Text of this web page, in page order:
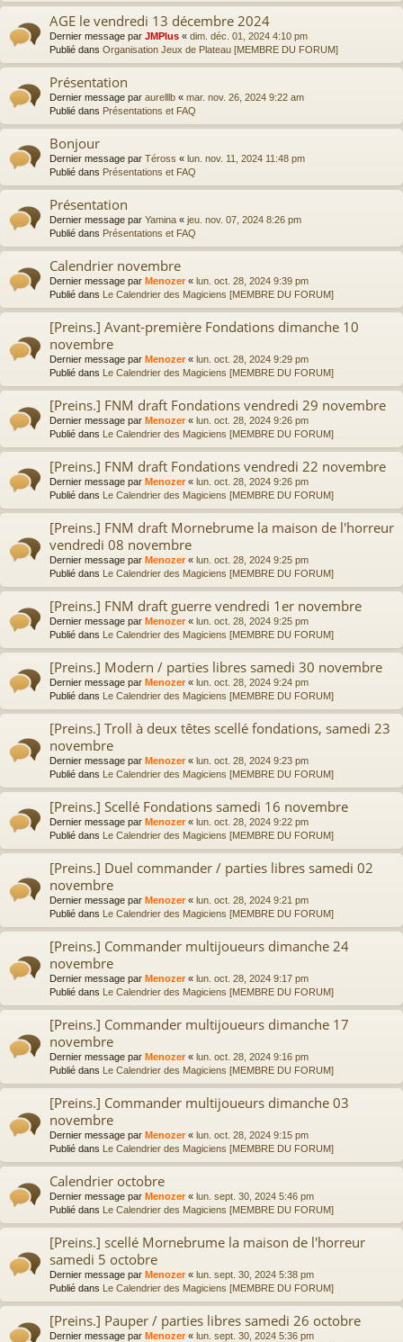
AGE le vendredi 13 décembre 2024
Dernier message par JMPlus « dim. déc. 01, 2024 4:10 pm
Publié dans Organisation Jeux de Plateau [MEMBRE DU FORUM]
Présentation
Dernier message par aurelllb « mar. nov. 26, 2024 9:22 am
Publié dans Présentations et FAQ
Bonjour
Dernier message par Téross « lun. nov. 11, 2024 11:48 pm
Publié dans Présentations et FAQ
Présentation
Dernier message par Yamina « jeu. nov. 07, 2024 8:26 pm
Publié dans Présentations et FAQ
Calendrier novembre
Dernier message par Menozer« lun. oct. 28, 2024 9:39 pm
Publié dans Le Calendrier des Magiciens [MEMBRE DU FORUM]
[Preins.] Avant-première Fondations dimanche 10
novembre
Dernier message par Menozer« lun. oct. 28, 2024 9:29 pm
Publié dans Le Calendrier des Magiciens [MEMBRE DU FORUM]
[Preins.] FNM draft Fondations vendredi 29 novembre
Dernier message par Menozer« lun. oct. 28, 2024 9:26 pm
Publié dans Le Calendrier des Magiciens [MEMBRE DU FORUM]
[Preins.] FNM draft Fondations vendredi 22 novembre
Dernier message par Menozer« lun. oct. 28, 2024 9:26 pm
Publié dans Le Calendrier des Magiciens [MEMBRE DU FORUM]
[Preins.] FNM draft Mornebrume la maison de l'horreur
vendredi 08 novembre
Dernier message par Menozer« lun. oct. 28, 2024 9:25 pm
Publié dans Le Calendrier des Magiciens [MEMBRE DU FORUM]
[Preins.] FNM draft guerre vendredi 1er novembre
Dernier message par Menozer« lun. oct. 28, 2024 9:25 pm
Publié dans Le Calendrier des Magiciens [MEMBRE DU FORUM]
[Preins.] Modern / parties libres samedi 30 novembre
Dernier message par Menozer« lun. oct. 28, 2024 9:24 pm
Publié dans Le Calendrier des Magiciens [MEMBRE DU FORUM]
[Preins.] Troll à deux têtes scellé fondations, samedi 23
novembre
Dernier message par Menozer« lun. oct. 28, 2024 9:23 pm
Publié dans Le Calendrier des Magiciens [MEMBRE DU FORUM]
[Preins.] Scellé Fondations samedi 16 novembre
Dernier message par Menozer« lun. oct. 28, 2024 9:22 pm
Publié dans Le Calendrier des Magiciens [MEMBRE DU FORUM]
[Preins.] Duel commander / parties libres samedi 02
novembre
Dernier message par Menozer« lun. oct. 28, 2024 9:21 pm
Publié dans Le Calendrier des Magiciens [MEMBRE DU FORUM]
[Preins.] Commander multijoueurs dimanche 24
novembre
Dernier message par Menozer« lun. oct. 28, 2024 9:17 pm
Publié dans Le Calendrier des Magiciens [MEMBRE DU FORUM]
[Preins.] Commander multijoueurs dimanche 17
novembre
Dernier message par Menozer« lun. oct. 28, 2024 9:16 pm
Publié dans Le Calendrier des Magiciens [MEMBRE DU FORUM]
[Preins.] Commander multijoueurs dimanche 03
novembre
Dernier message par Menozer« lun. oct. 28, 2024 9:15 pm
Publié dans Le Calendrier des Magiciens [MEMBRE DU FORUM]
Calendrier octobre
Dernier message par Menozer« lun. sept. 30, 2024 5:46 pm
Publié dans Le Calendrier des Magiciens [MEMBRE DU FORUM]
[Preins.] scellé Mornebrume la maison de l'horreur
samedi 5 octobre
Dernier message par Menozer« lun. sept. 30, 2024 5:38 pm
Publié dans Le Calendrier des Magiciens [MEMBRE DU FORUM]
[Preins.] Pauper / parties libres samedi 26 octobre
Dernier message par Menozer« lun. sept. 30, 2024 5:36 pm